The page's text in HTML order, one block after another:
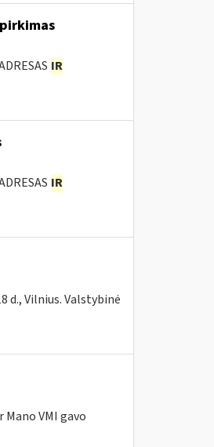
IR
IR
d., Vilnius. Valstybinė
VMI gavo